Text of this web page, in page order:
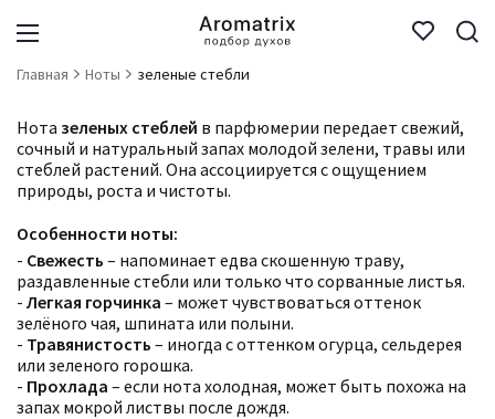
Главная Ноты зеленые стебли
Нота зеленых стеблей в парфюмерии передает свежий,
сочный и натуральный запах молодой зелени, травы или
стеблей растений. Она ассоциируется с ощущением
природы, роста и чистоты.
Особенности ноты:
- Свежесть – напоминает едва скошенную траву,
раздавленные стебли или только что сорванные листья.
- Легкая горчинка – может чувствоваться оттенок
зелёного чая, шпината или полыни.
- Травянистость – иногда с оттенком огурца, сельдерея
или зеленого горошка.
- Прохлада – если нота холодная, может быть похожа на
запах мокрой листвы после дождя.